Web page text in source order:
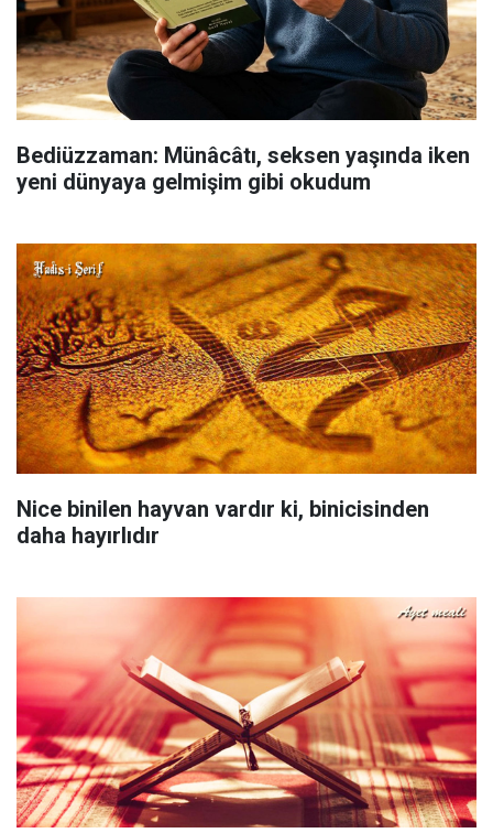
Bediüzzaman: Münâcâtı, seksen yaşında iken
yeni dünyaya gelmişim gibi okudum
Nice binilen hayvan vardır ki, binicisinden
daha hayırlıdır